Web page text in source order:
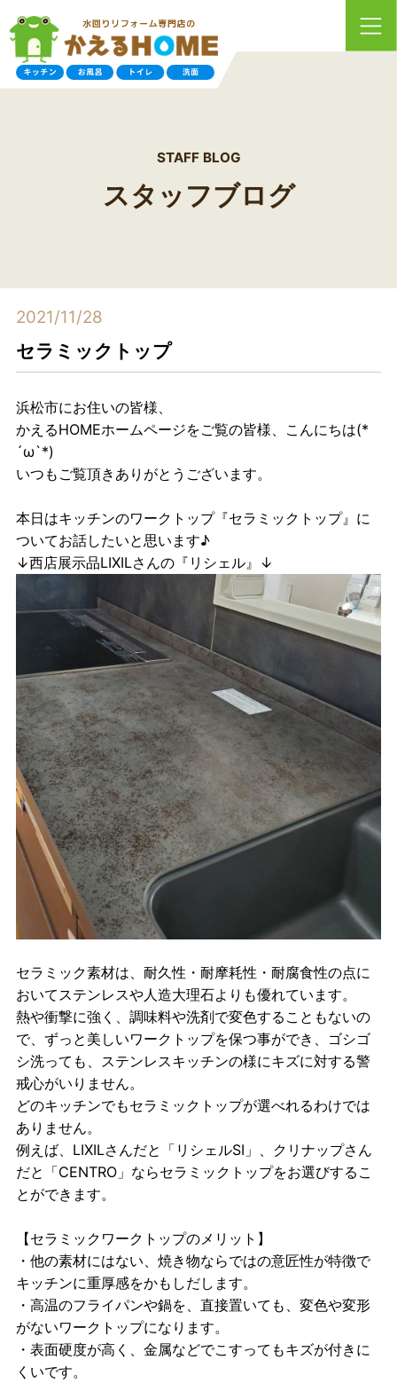
STAFF BLOG
スタッフブログ
2021/11/28
セラミックトップ
浜松市にお住いの皆様、
かえるHOMEホームページをご覧の皆様、こんにちは(*
´ω`*)
いつもご覧頂きありがとうございます。
本日はキッチンのワークトップ『セラミックトップ』に
ついてお話したいと思います♪
↓西店展示品LIXILさんの『リシェル』↓
セラミック素材は、耐久性・耐摩耗性・耐腐食性の点に
おいてステンレスや人造大理石よりも優れています。
熱や衝撃に強く、調味料や洗剤で変色することもないの
で、ずっと美しいワークトップを保つ事ができ、ゴシゴ
シ洗っても、ステンレスキッチンの様にキズに対する警
戒心がいりません。
どのキッチンでもセラミックトップが選べれるわけでは
ありません。
例えば、LIXILさんだと「リシェルSI」、クリナップさん
だと「CENTRO」ならセラミックトップをお選びするこ
とができます。
【セラミックワークトップのメリット】
・他の素材にはない、焼き物ならではの意匠性が特徴で
キッチンに重厚感をかもしだします。
・高温のフライパンや鍋を、直接置いても、変色や変形
がないワークトップになります。
・表面硬度が高く、金属などでこすってもキズが付きに
くいです。